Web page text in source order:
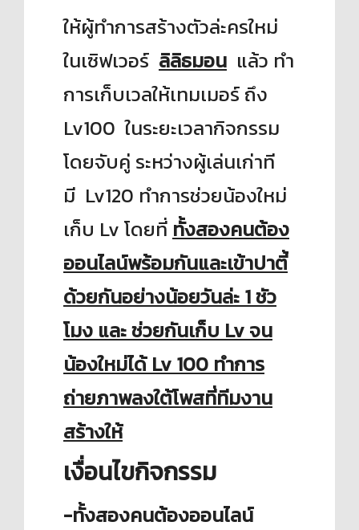
ให้ผู้ทำการสร้างตัวล่ะครใหม่
ในเซิฟเวอร์ ลิลิธมอน แล้ว ทำ
การเก็บเวลให้เทมเมอร์ ถึง
Lv100 ในระยะเวลากิจกรรม
โดยจับคู่ ระหว่างผู้เล่นเก่าที
มี Lv120 ทำการช่วยน้องใหม่
เก็บ Lv โดยที่ ทั้งสองคนต้อง
ออนไลน์พร้อมกันและเข้าปาตี้
ด้วยกันอย่างน้อยวันล่ะ 1 ชัว
โมง และ ช่วยกันเก็บ Lv จน
น้องใหม่ได้ Lv 100 ทำการ
ถ่ายภาพลงใต้โพสที่ทีมงาน
สร้างให้
เงื่อนไขกิจกรรม
-ทั้งสองคนต้องออนไลน์